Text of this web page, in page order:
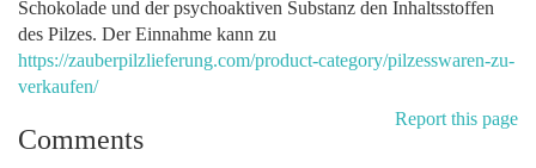
Schokolade und der psychoaktiven Substanz den Inhaltsstoffen
des Pilzes. Der Einnahme kann zu
https://zauberpilzlieferung.com/product-category/pilzesswaren-zu-
verkaufen/
Report this page
Comments